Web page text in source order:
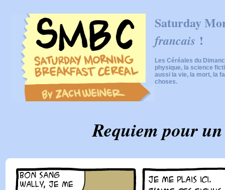
Saturday
francais !
Les Céréales du
physique, la science
aussi la vie, la mort, la
choses.
Requiem pour